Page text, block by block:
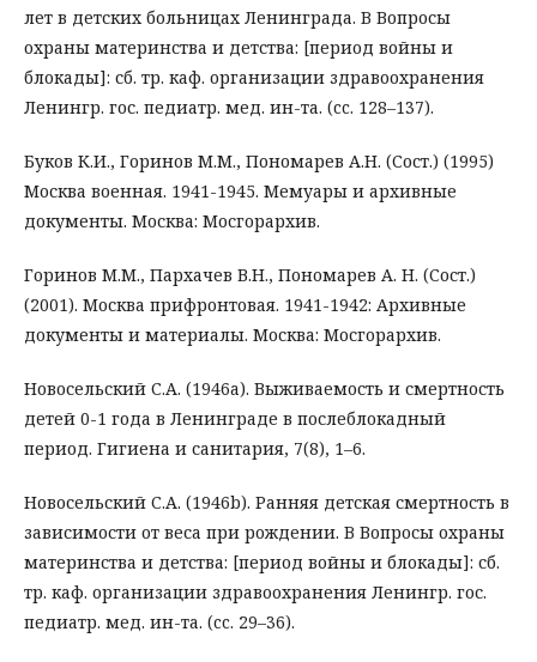
лет в детских больницах Ленинграда. B Вопросы
охраны материнства и детства: [период войны и
блокады]: сб. тр. каф. организации здравоохранения
Ленингр. гос. педиатр. мед. ин-та. (cc. 128–137).
Буков К.И., Горинов М.М., Пономарев А.Н. (Сост.) (1995)
Москва военная. 1941-1945. Мемуары и архивные
документы. Москва: Мосгорархив.
Горинов М.М., Пархачев В.Н., Пономарев А. Н. (Сост.)
(2001). Москва прифронтовая. 1941-1942: Архивные
документы и материалы. Москва: Мосгорархив.
Новосельский С.А. (1946a). Выживаемость и смертность
детей 0-1 года в Ленинграде в послеблокадный
период. Гигиена и санитария, 7(8), 1–6.
Новосельский С.А. (1946b). Ранняя детская смертность в
зависимости от веса при рождении. B Вопросы охраны
материнства и детства: [период войны и блокады]: сб.
тр. каф. организации здравоохранения Ленингр. гос.
педиатр. мед. ин-та. (cc. 29–36).